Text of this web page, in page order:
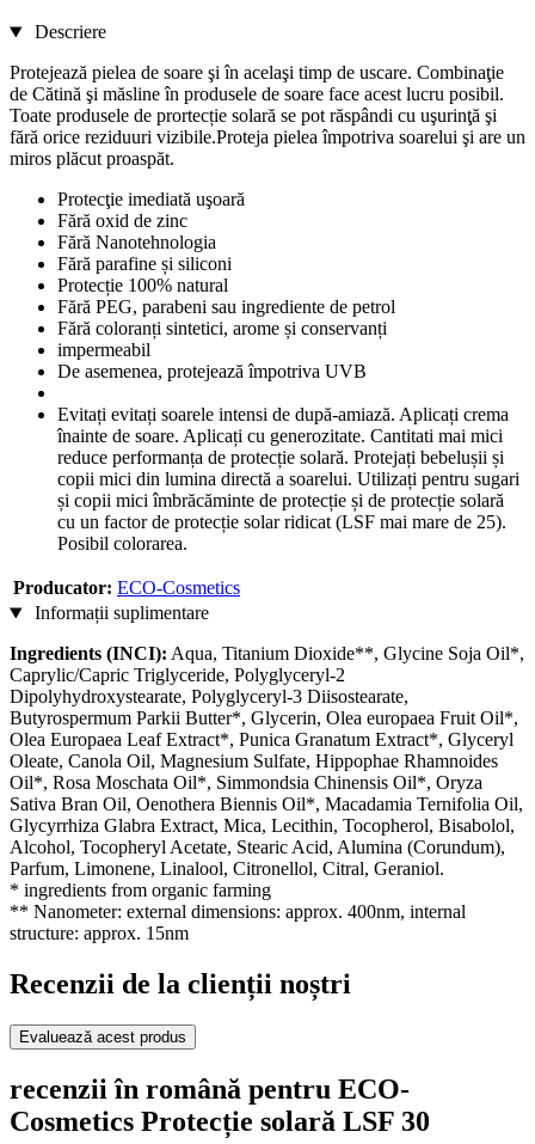
Descriere
Protejează pielea de soare şi în acelaşi timp de uscare. Combinaţie
de Cătină şi măsline în produsele de soare face acest lucru posibil.
Toate produsele de prortecție solară se pot răspândi cu uşurinţă şi
fără orice reziduuri vizibile.Proteja pielea împotriva soarelui şi are un
miros plăcut proaspăt.
Protecţie imediată uşoară
Fără oxid de zinc
Fără Nanotehnologia
Fără parafine și siliconi
Protecție 100% natural
Fără PEG, parabeni sau ingrediente de petrol
Fără coloranți sintetici, arome și conservanți
impermeabil
De asemenea, protejează împotriva UVB
Evitați evitați soarele intensi de după-amiază. Aplicați crema
înainte de soare. Aplicați cu generozitate. Cantitati mai mici
reduce performanța de protecție solară. Protejați bebelușii și
copii mici din lumina directă a soarelui. Utilizați pentru sugari
și copii mici îmbrăcăminte de protecție și de protecție solară
cu un factor de protecție solar ridicat (LSF mai mare de 25).
Posibil colorarea.
Producator: ECO-Cosmetics
Informații suplimentare
Ingredients (INCI): Aqua, Titanium Dioxide**, Glycine Soja Oil*,
Caprylic/Capric Triglyceride, Polyglyceryl-2
Dipolyhydroxystearate, Polyglyceryl-3 Diisostearate,
Butyrospermum Parkii Butter*, Glycerin, Olea europaea Fruit Oil*,
Olea Europaea Leaf Extract*, Punica Granatum Extract*, Glyceryl
Oleate, Canola Oil, Magnesium Sulfate, Hippophae Rhamnoides
Oil*, Rosa Moschata Oil*, Simmondsia Chinensis Oil*, Oryza
Sativa Bran Oil, Oenothera Biennis Oil*, Macadamia Ternifolia Oil,
Glycyrrhiza Glabra Extract, Mica, Lecithin, Tocopherol, Bisabolol,
Alcohol, Tocopheryl Acetate, Stearic Acid, Alumina (Corundum),
Parfum, Limonene, Linalool, Citronellol, Citral, Geraniol.
* ingredients from organic farming
** Nanometer: external dimensions: approx. 400nm, internal
structure: approx. 15nm
Recenzii de la clienții noștri
Evaluează acest produs
recenzii în română pentru ECO-
Cosmetics Protecție solară LSF 30